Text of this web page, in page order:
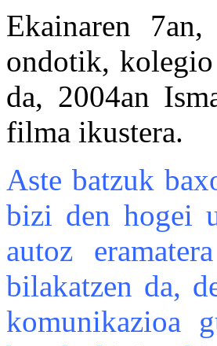
Ekainaren
ondotik,
da, 2004an
filma ikustera.
Aste batzuk
bizi den hogei
autoz
bilakatzen da,
komunikazioa